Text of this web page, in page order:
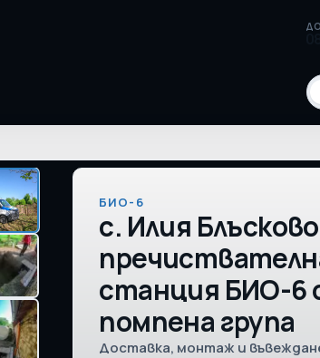
БИО-6
с. Илия
станция БИО-6
помпена група
Доставка, монтаж и